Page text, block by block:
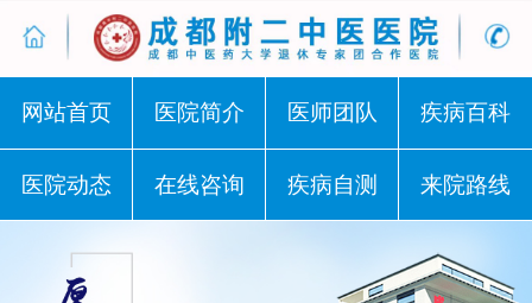
网站首页 医院简介 医师团队 疾病百科
医院动态 在线咨询 疾病自测 来院路线